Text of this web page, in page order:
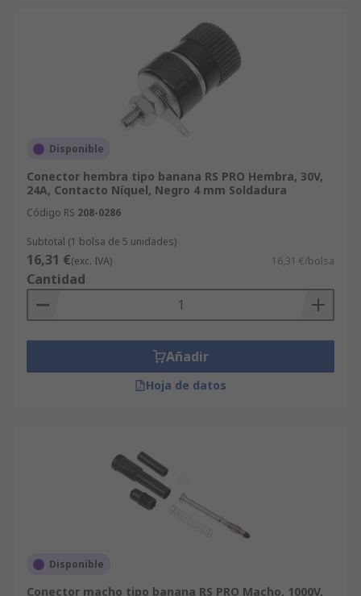
Disponible
Conector hembra tipo banana RS PRO Hembra, 30V,
24A, Contacto Níquel, Negro 4 mm Soldadura
Código RS 208-0286
Subtotal (1 bolsa de 5 unidades)
16,31 €(exc. IVA) 16,31 €/bolsa
Cantidad
Añadir
Hoja de datos
Disponible
Conector macho tipo banana RS PRO Macho, 1000V,